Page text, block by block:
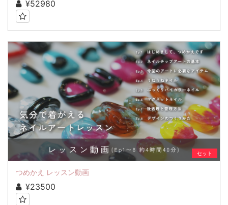
¥52980
セット
つめかえ レッスン動画
¥23500